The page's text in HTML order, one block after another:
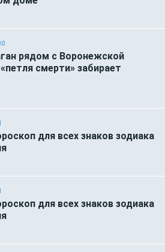
рядом с Воронежской
смерти» забирает
для всех знаков зодиака
для всех знаков зодиака